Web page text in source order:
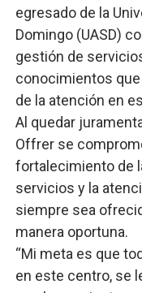
egresado de la
Domingo (UASD)
gestión de
conocimientos
de la atención en
Al quedar
Offrer se
fortalecimiento de
servicios y la
siempre sea
manera oportuna.
“Mi meta es que
en este centro, se